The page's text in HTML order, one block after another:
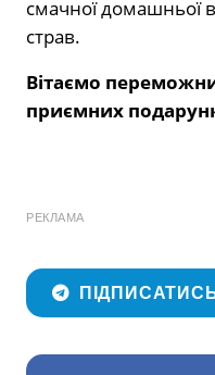
смачної домашньої
страв.
Вітаємо
приємних
РЕКЛАМА